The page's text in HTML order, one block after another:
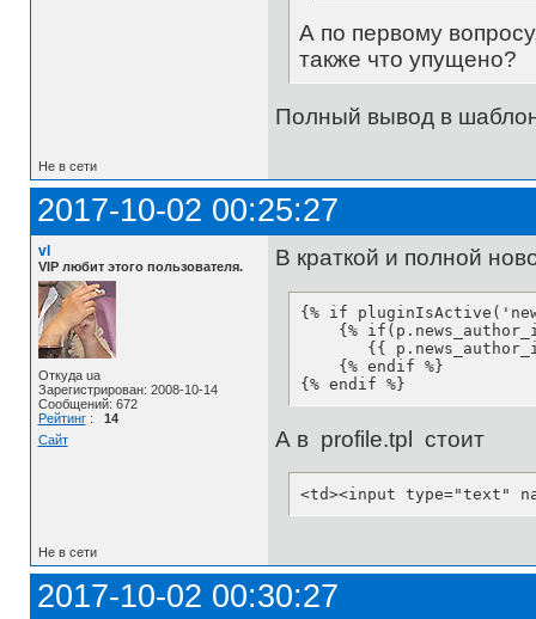
А по первому
также что упущено?
Полный вывод в
Не в сети
2017-10-02 00:25:27
vl
VIP любит этого пользователя.
Откуда ua
Зарегистрирован: 2008-10-14
Сообщений: 672
Рейтинг: 14
Сайт
В краткой и полной
{% if
{%
{{
    {% endif %}
{% endif %}
А в profile.tpl стоит
<td><input type="text"
Не в сети
2017-10-02 00:30:27